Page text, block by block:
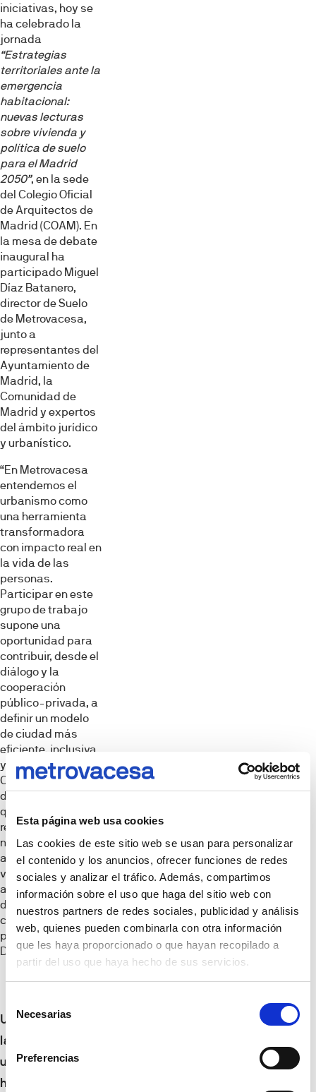
Esta página web usa cookies
Las cookies de este sitio web se usan para personalizar
el contenido y los anuncios, ofrecer funciones de redes
sociales y analizar el tráfico. Además, compartimos
información sobre el uso que haga del sitio web con
nuestros partners de redes sociales, publicidad y análisis
web, quienes pueden combinarla con otra información
que les haya proporcionado o que hayan recopilado a
partir del uso que haya hecho de sus servicios.
Necesarias
Preferencias
iniciativas, hoy se
ha celebrado la
jornada
“Estrategias
territoriales ante la
emergencia
habitacional:
nuevas lecturas
sobre vivienda y
política de suelo
para el Madrid
2050”, en la sede
del Colegio Oficial
de Arquitectos de
Madrid (COAM). En
la mesa de debate
inaugural ha
participado Miguel
Díaz Batanero,
director de Suelo
de Metrovacesa,
junto a
representantes del
Ayuntamiento de
Madrid, la
Comunidad de
Madrid y expertos
del ámbito jurídico
y urbanístico.
“En Metrovacesa
entendemos el
urbanismo como
una herramienta
transformadora
con impacto real en
la vida de las
personas.
Participar en este
grupo de trabajo
supone una
oportunidad para
contribuir, desde el
diálogo y la
cooperación
público-privada, a
definir un modelo
de ciudad más
eficiente, inclusiva
y sostenible.
Creemos en un
desarrollo urbano
que no solo
responde a las
necesidades
actuales de
vivienda, sino que
anticipa los
desafíos futuros
con visión a largo
plazo”, ha afirmado
Díaz Batanero.
Una estrategia a
largo plazo para
un Madrid más
habitable y